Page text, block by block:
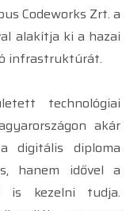
Codeworks Zrt. a
alakítja ki a hazai
infrastruktúrát.
technológiai
akár
digitális diploma
hanem idővel a
is kezelni tudja.